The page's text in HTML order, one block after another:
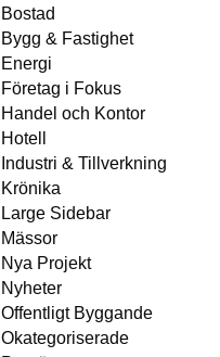
Bostad
Bygg & Fastighet
Energi
Företag i Fokus
Handel och Kontor
Hotell
Industri & Tillverkning
Krönika
Large Sidebar
Mässor
Nya Projekt
Nyheter
Offentligt Byggande
Okategoriserade